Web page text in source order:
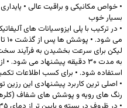
• خواص مکانیکی و براقیت عالی •
بسیار خوب
• در ترکیب با پلی ایزوسیانات های
به مدت ۳۰ دقیقه پیشنهاد می
استفاده شود. • برای کسب اطلاعات
• اصلی ترین کاربرد پیشنهادی این رزین
رنگ های رویه و پوشش های شفاف